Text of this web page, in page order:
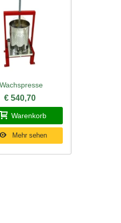
Wachspresse
€ 540,70
Warenkorb
Mehr sehen